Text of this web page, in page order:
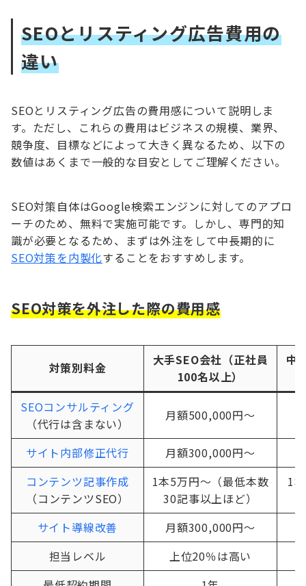
SEOとリスティング広告費用の
違い
SEOとリスティング広告の費用感について説明しま
す。ただし、これらの費用はビジネスの規模、業界、
競争度、目標などによって大きく異なるため、以下の
数値はあくまで一般的な目安としてご理解ください。
SEO対策自体はGoogle検索エンジンに対してのアプロ
ーチのため、無料で実施可能です。しかし、専門的知
識が必要となるため、まずは外注をして中長期的に
SEO対策を内製化することをおすすめします。
SEO対策を外注した際の費用感
対策別料金
大手SEO会社（正社員
100名以上）
中
SEOコンサルティング
（代行は含まない）
月額500,000円〜
サイト内部修正代行 月額300,000円〜
コンテンツ記事作成
（コンテンツSEO）
1本5万円〜（最低本数
30記事以上ほど）
1
サイト導線改善
月額300,000円〜
担当レベル
上位20％は高い